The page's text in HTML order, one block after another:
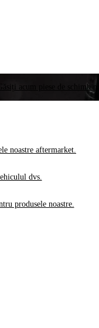
acum piese de schimb
noastre aftermarket.
dvs.
produsele noastre.